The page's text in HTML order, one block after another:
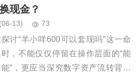
现金？
(06-13) 73
讨“羊小咩600可以套现吗”这一命
时，不能仅仅停留在操作层面的“能
”，更应当深究数字资产流转背后